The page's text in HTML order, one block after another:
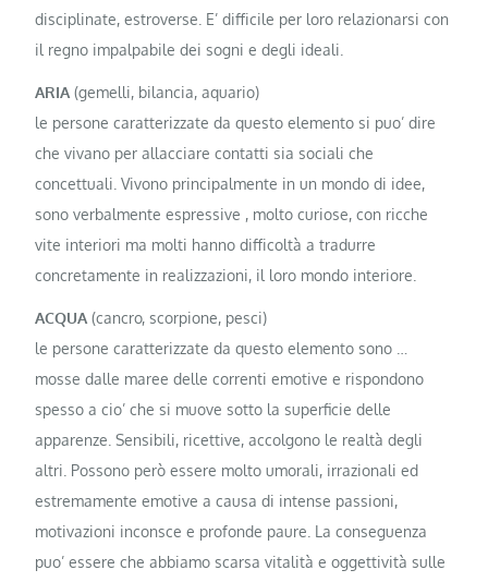
disciplinate, estroverse. E’ difficile per loro relazionarsi con
il regno impalpabile dei sogni e degli ideali.
ARIA (gemelli, bilancia, aquario)
le persone caratterizzate da questo elemento si puo’ dire
che vivano per allacciare contatti sia sociali che
concettuali. Vivono principalmente in un mondo di idee,
sono verbalmente espressive , molto curiose, con ricche
vite interiori ma molti hanno difficoltà a tradurre
concretamente in realizzazioni, il loro mondo interiore.
ACQUA(cancro, scorpione, pesci)
le persone caratterizzate da questo elemento sono …
mosse dalle maree delle correnti emotive e rispondono
spesso a cio’ che si muove sotto la superficie delle
apparenze. Sensibili, ricettive, accolgono le realtà degli
altri. Possono però essere molto umorali, irrazionali ed
estremamente emotive a causa di intense passioni,
motivazioni inconsce e profonde paure. La conseguenza
puo’ essere che abbiamo scarsa vitalità e oggettività sulle